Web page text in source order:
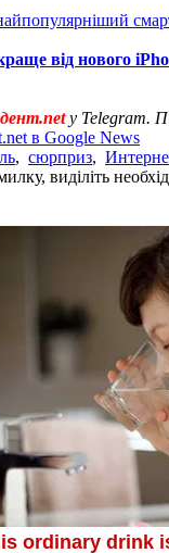
від нового
у Telegram.
в Google News
, сюрприз,
виділіть